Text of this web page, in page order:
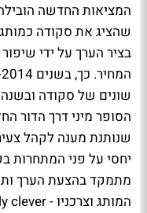
המציאות החדשה
שהציג את סקודה
בציר הערך על ידי
שונים של סקודה
הסופר מיני דרך הדור
שנותנת מענה לקהל
יחסי על פני המתחרות
המותג וצרכניו - simply clever.